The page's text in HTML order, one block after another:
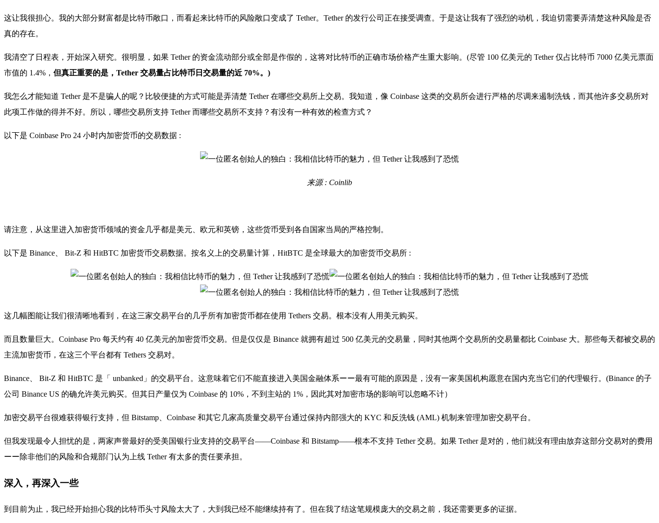
这让我很担心。我的大部分财富都是比特币敞口，而看起来比特币的风险敞口变成了 Tether。Tether 的发行公司正在接受调查。于是这让我有了强烈的动机，我迫切需要弄清楚这种风险是否
真的存在。
我清空了日程表，开始深入研究。很明显，如果 Tether 的资金流动部分或全部是作假的，这将对比特币的正确市场价格产生重大影响。(尽管 100 亿美元的 Tether 仅占比特币 7000 亿美元票面
市值的 1.4%， 但真正重要的是，Tether 交易量占比特币日交易量的近 70%。)
我怎么才能知道 Tether 是不是骗人的呢？比较便捷的方式可能是弄清楚 Tether 在哪些交易所上交易。我知道，像 Coinbase 这类的交易所会进行严格的尽调来遏制洗钱，而其他许多交易所对
此项工作做的得并不好。所以，哪些交易所支持 Tether 而哪些交易所不支持？有没有一种有效的检查方式？
以下是 Coinbase Pro 24 小时内加密货币的交易数据 :
来源 : Coinlib
请注意，从这里进入加密货币领域的资金几乎都是美元、欧元和英镑，这些货币受到各自国家当局的严格控制。
以下是 Binance、 Bit-Z 和 HitBTC 加密货币交易数据。按名义上的交易量计算，HitBTC 是全球最大的加密货币交易所 :
这几幅图能让我们很清晰地看到，在这三家交易平台的几乎所有加密货币都在使用 Tethers 交易。根本没有人用美元购买。
而且数量巨大。Coinbase Pro 每天约有 40 亿美元的加密货币交易。但是仅仅是 Binance 就拥有超过 500 亿美元的交易量，同时其他两个交易所的交易量都比 Coinbase 大。那些每天都被交易的
主流加密货币，在这三个平台都有 Tethers 交易对。
Binance、 Bit-Z 和 HitBTC 是「 unbanked」的交易平台。这意味着它们不能直接进入美国金融体系ーー最有可能的原因是，没有一家美国机构愿意在国内充当它们的代理银行。(Binance 的子
公司 Binance US 的确允许美元购买。但其日产量仅为 Coinbase 的 10%，不到主站的 1%，因此其对加密市场的影响可以忽略不计）
加密交易平台很难获得银行支持，但 Bitstamp、Coinbase 和其它几家高质量交易平台通过保持内部强大的 KYC 和反洗钱 (AML) 机制来管理加密交易平台。
但我发现最令人担忧的是，两家声誉最好的受美国银行业支持的交易平台——Coinbase 和 Bitstamp——根本不支持 Tether 交易。如果 Tether 是对的，他们就没有理由放弃这部分交易对的费用
ーー除非他们的风险和合规部门认为上线 Tether 有太多的责任要承担。
深入，再深入一些
到目前为止，我已经开始担心我的比特币头寸风险太大了，大到我已经不能继续持有了。但在我了结这笔规模庞大的交易之前，我还需要更多的证据。